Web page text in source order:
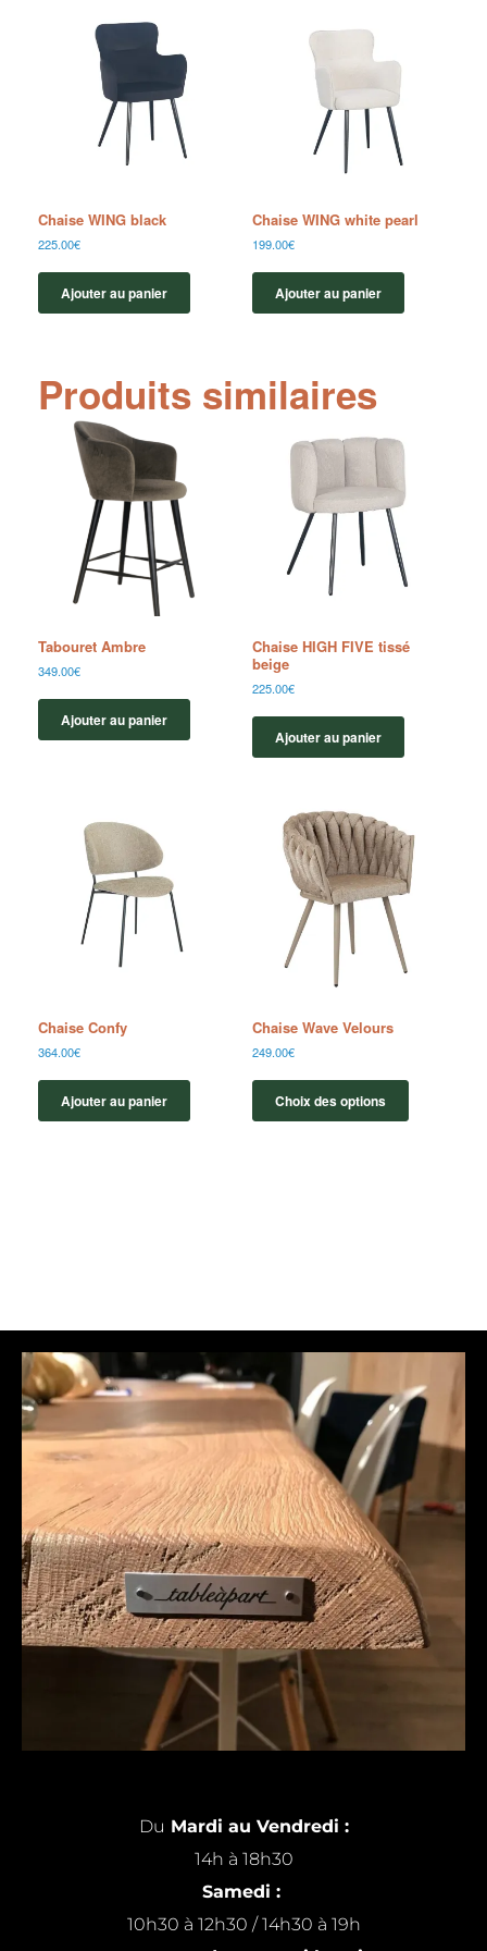
Chaise WING black
225.00€
Ajouter au panier
Chaise WING white pearl
199.00€
Ajouter au panier
Produits similaires
Tabouret Ambre
349.00€
Ajouter au panier
Chaise HIGH FIVE tissé
beige
225.00€
Ajouter au panier
Chaise Confy
364.00€
Ajouter au panier
Chaise Wave Velours
249.00€
Choix des options
Du Mardi au Vendredi :
14h à 18h30
Samedi :
10h30 à 12h30 / 14h30 à 19h